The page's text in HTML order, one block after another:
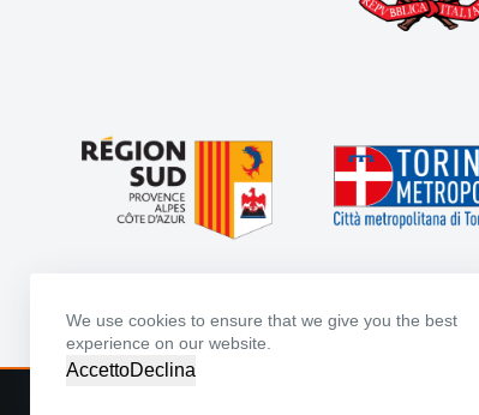
We use cookies to ensure that we give you the best
experience on our website.
AccettoDeclina